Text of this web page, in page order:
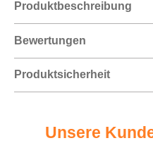
Produktbeschreibung
Bewertungen
Produktsicherheit
Unsere